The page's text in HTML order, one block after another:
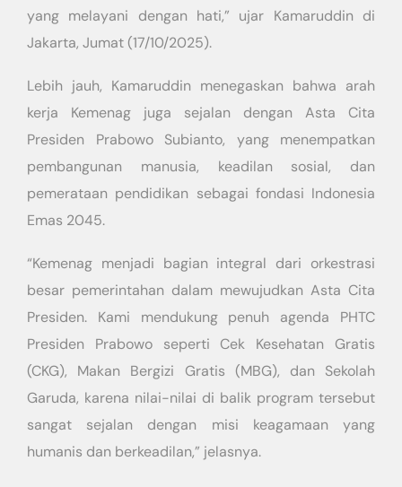
yang melayani dengan hati,” ujar Kamaruddin di
Jakarta, Jumat (17/10/2025).
Lebih jauh, Kamaruddin menegaskan bahwa arah
kerja Kemenag juga sejalan dengan Asta Cita
Presiden Prabowo Subianto, yang menempatkan
pembangunan manusia, keadilan sosial, dan
pemerataan pendidikan sebagai fondasi Indonesia
Emas 2045.
“Kemenag menjadi bagian integral dari orkestrasi
besar pemerintahan dalam mewujudkan Asta Cita
Presiden. Kami mendukung penuh agenda PHTC
Presiden Prabowo seperti Cek Kesehatan Gratis
(CKG), Makan Bergizi Gratis (MBG), dan Sekolah
Garuda, karena nilai-nilai di balik program tersebut
sangat sejalan dengan misi keagamaan yang
humanis dan berkeadilan,” jelasnya.